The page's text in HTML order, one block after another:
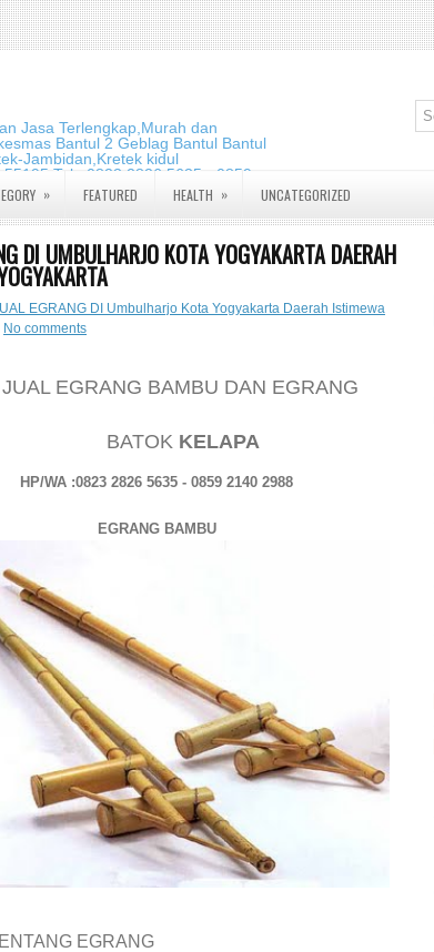
Jasa Terlengkap,Murah dan
Bantul 2 Geblag Bantul Bantul
Jambidan,Kretek kidul
Telp:0823 2826 5635 - 0859
» FEATURED HEALTH » UNCATEGORIZED
DI UMBULHARJO KOTA YOGYAKARTA DAERAH
EGRANG DI Umbulharjo Kota Yogyakarta Daerah Istimewa
No comments
JUAL EGRANG BAMBU DAN EGRANG
BATOK KELAPA
HP/WA :0823 2826 5635 - 0859 2140 2988
EGRANG BAMBU
EGRANG